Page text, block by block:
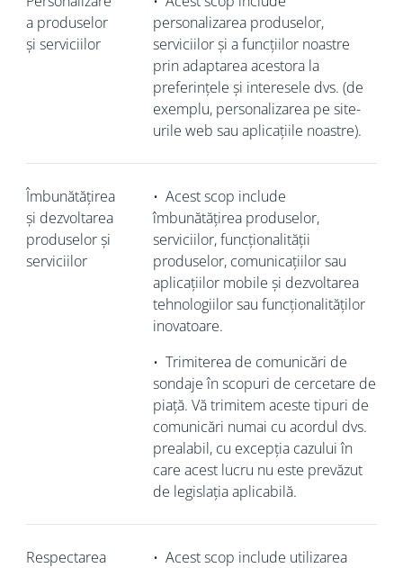
a produselor
și serviciilor
personalizarea produselor,
serviciilor și a funcțiilor noastre
prin adaptarea acestora la
preferințele și interesele dvs. (de
exemplu, personalizarea pe site-
urile web sau aplicațiile noastre).
Îmbunătățirea
și dezvoltarea
produselor și
serviciilor
• Acest scop include
îmbunătățirea produselor,
serviciilor, funcționalității
produselor, comunicațiilor sau
aplicațiilor mobile și dezvoltarea
tehnologiilor sau funcționalităților
inovatoare.
• Trimiterea de comunicări de
sondaje în scopuri de cercetare de
piață. Vă trimitem aceste tipuri de
comunicări numai cu acordul dvs.
prealabil, cu excepția cazului în
care acest lucru nu este prevăzut
de legislația aplicabilă.
Respectarea
• Acest scop include utilizarea